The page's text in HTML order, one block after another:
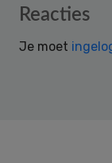
Reader
Reacties
Je moet